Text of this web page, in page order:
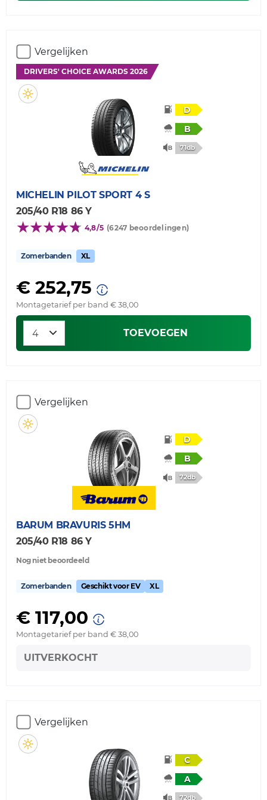
Vergelijken
DRIVERS' CHOICE AWARDS 2026
D
B
71db
MICHELIN PILOT SPORT 4 S
205/40 R18 86 Y
4,8/5 (6247 beoordelingen)
Zomerbanden XL
€ 252,75
Montagetarief per band € 38,00
TOEVOEGEN
Vergelijken
D
B
72db
BARUM BRAVURIS 5HM
205/40 R18 86 Y
Nog niet beoordeeld
Zomerbanden Geschikt voor EV XL
€ 117,00
Montagetarief per band € 38,00
UITVERKOCHT
Vergelijken
C
A
72db